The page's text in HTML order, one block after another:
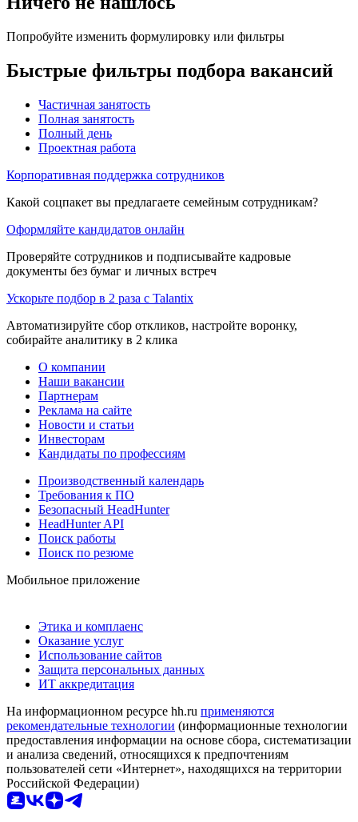
Попробуйте изменить формулировку или фильтры
Быстрые фильтры подбора вакансий
Частичная занятость
Полная занятость
Полный день
Проектная работа
Корпоративная поддержка сотрудников
Какой соцпакет вы предлагаете семейным сотрудникам?
Оформляйте кандидатов онлайн
Проверяйте сотрудников и подписывайте кадровые
документы без бумаг и личных встреч
Ускорьте подбор в 2 раза с Talantix
Автоматизируйте сбор откликов, настройте воронку,
собирайте аналитику в 2 клика
О компании
Наши вакансии
Партнерам
Реклама на сайте
Новости и статьи
Инвесторам
Кандидаты по профессиям
Производственный календарь
Требования к ПО
Безопасный HeadHunter
HeadHunter API
Поиск работы
Поиск по резюме
Мобильное приложение
Этика и комплаенс
Оказание услуг
Использование сайтов
Защита персональных данных
ИТ аккредитация
На информационном ресурсе hh.ru применяются
рекомендательные технологии (информационные технологии
предоставления информации на основе сбора, систематизации
и анализа сведений, относящихся к предпочтениям
пользователей сети «Интернет», находящихся на территории
Российской Федерации)